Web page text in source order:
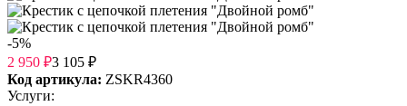
-5%
2 950 ₽3 105 ₽
Код артикула: ZSKR4360
Услуги: